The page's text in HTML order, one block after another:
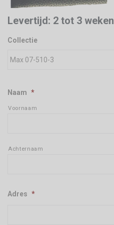
Levertijd: 2 tot 3 weken
Collectie
Naam *
Voornaam
Achternaam
Adres *